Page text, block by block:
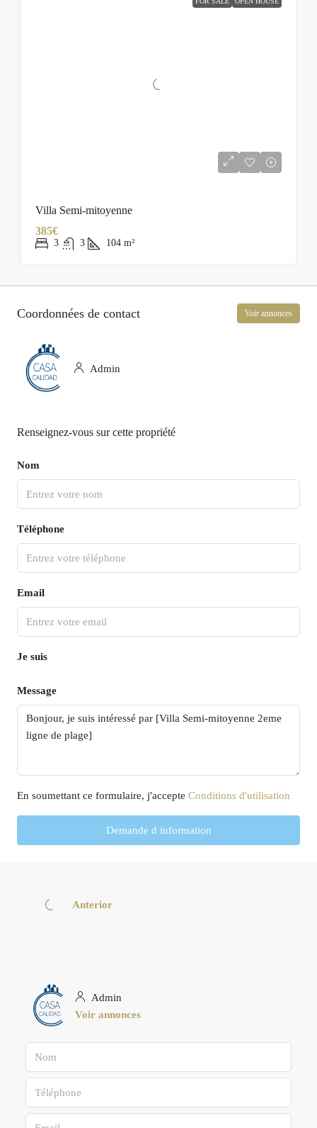
Villa Semi-mitoyenne
385€
3 3 104 m²
Coordonnées de contact Voir annonces
Admin
Renseignez-vous sur cette propriété
Nom
Téléphone
Email
Je suis
Message
En soumettant ce formulaire, j'accepte Conditions d'utilisation
Demande d information
Anterior
Admin
Voir annonces